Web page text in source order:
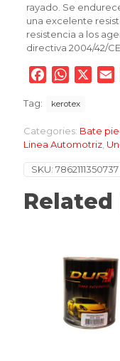
rayado. Se
una excelente
resistencia a los
directiva 2004/42/CE.
Facebook
Tag: kerotex
Categories: Bate
Linea Automotriz
SKU: 7862111350737